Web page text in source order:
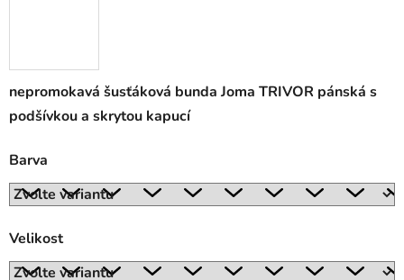
nepromokavá šusťáková bunda Joma TRIVOR pánská s
podšívkou a skrytou kapucí
Barva
Velikost